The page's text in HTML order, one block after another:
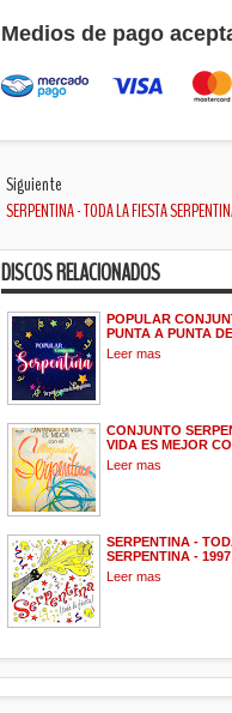
Medios de pago
Siguiente
SERPENTINA - TODA LA FIESTA
DISCOS RELACIONADOS
POPULAR
PUNTA A PUNTA
Leer mas
CONJUNTO
VIDA ES MEJOR
Leer mas
SERPENTINA -
SERPENTINA - 1997
Leer mas